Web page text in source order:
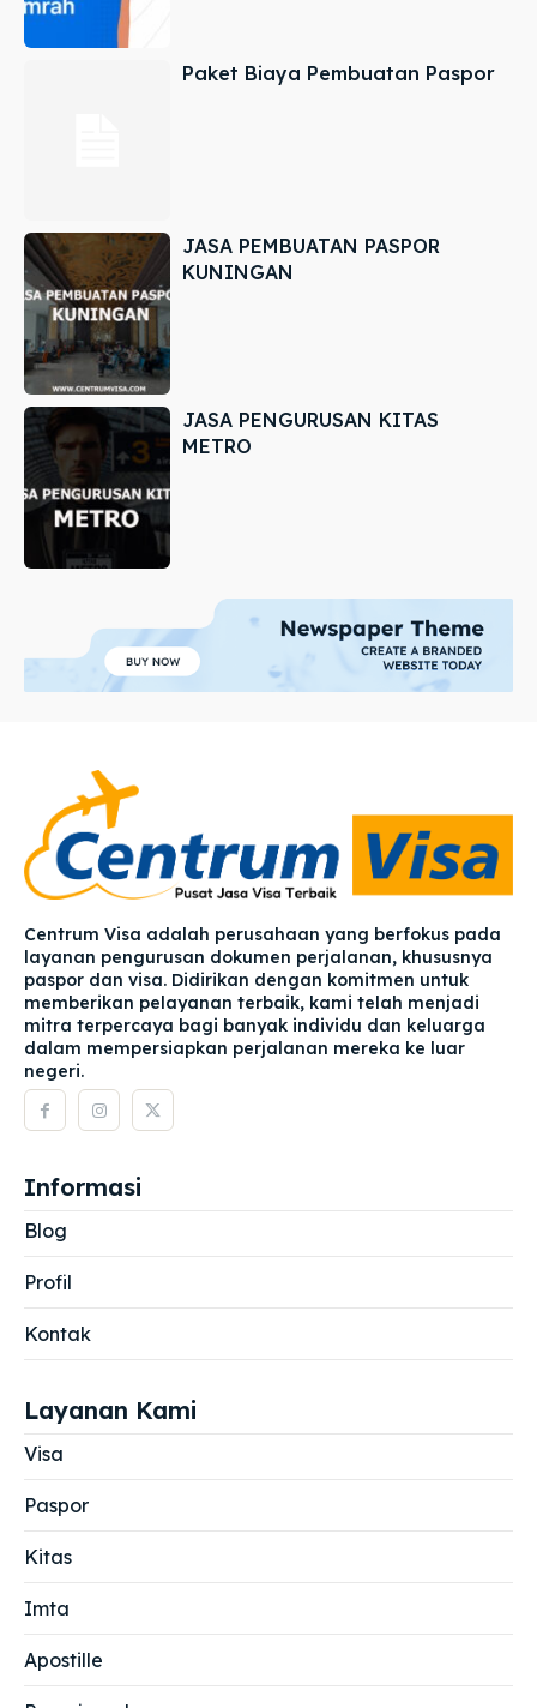
Paket Biaya Pembuatan Paspor
JASA PEMBUATAN PASPOR
KUNINGAN
JASA PENGURUSAN KITAS
METRO
Centrum Visa adalah perusahaan yang berfokus pada
layanan pengurusan dokumen perjalanan, khususnya
paspor dan visa. Didirikan dengan komitmen untuk
memberikan pelayanan terbaik, kami telah menjadi
mitra terpercaya bagi banyak individu dan keluarga
dalam mempersiapkan perjalanan mereka ke luar
negeri.
Informasi
Blog
Profil
Kontak
Layanan Kami
Visa
Paspor
Kitas
Imta
Apostille